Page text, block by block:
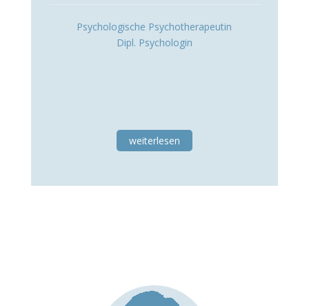
Psychologische Psychotherapeutin
Dipl. Psychologin
weiterlesen